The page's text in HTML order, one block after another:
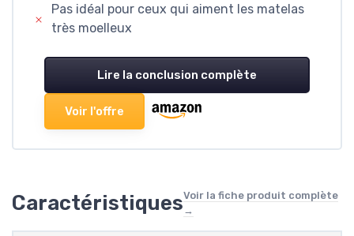
Pas idéal pour ceux qui aiment les matelas
très moelleux
Lire la conclusion complète
Voir l'offre
CaractéristiquesVoir la fiche produit complète
→